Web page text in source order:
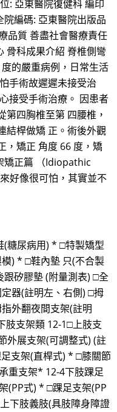
: 亞東醫院復健科 編印
院編碼: 亞東醫院出版品
品質 善盡社會醫療責任
骨科成果介紹 脊椎側彎
的嚴重病例，日常生活
手術故遲遲未接受治
接受手術治療。 因患者
第四胸椎至第 四腰椎，
結桿做矯 正。術後外觀
，矯正 角度 66 度，矯
矯正篇 （Idiopathic
好像很可怕，其實並不
(糖尿病用) * □特製矯型
) * □鞋內墊 只(不合製
矽膠墊 (附量測表) □全
器(註明左、右側) □拇
外翻夜間支架(註明
肢支架類 12-1□上肢支
外展支架(可調整式) (註
支架(直桿式) * □膝關節
重支架* 12-4下肢踝足
(PP式) * □踝足支架(PP
下肢義肢(具肢障身障證